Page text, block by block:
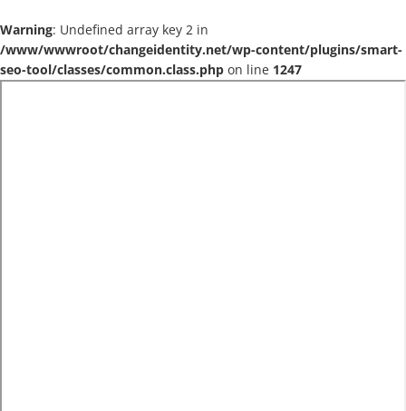
Warning: Undefined array key 2 in
/www/wwwroot/changeidentity.net/wp-content/plugins/smart-
seo-tool/classes/common.class.php on line 1247